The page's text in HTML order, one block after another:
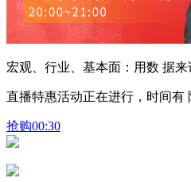
宏观、行业、基本面：用数 据来
直播特惠活动正在进行，时间有
抢购00:30